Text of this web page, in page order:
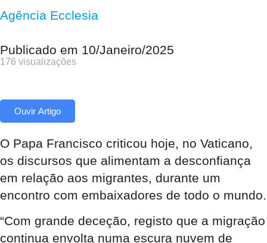
Agência Ecclesia
Publicado em 10/Janeiro/2025
176 visualizações
Ouvir Artigo
O Papa Francisco criticou hoje, no Vaticano,
os discursos que alimentam a desconfiança
em relação aos migrantes, durante um
encontro com embaixadores de todo o mundo.
“Com grande deceção, registo que a migração
continua envolta numa escura nuvem de